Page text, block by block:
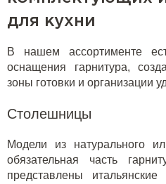
для кухни
В нашем ассортименте
оснащения гарнитура,
зоны готовки и организации
Столешницы
Модели из натурального
обязательная часть
представлены